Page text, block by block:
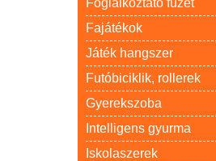
Foglalkoztató füzet
Fajátékok
Játék hangszer
Futóbiciklik, rollerek
Gyerekszoba
Intelligens gyurma
Iskolaszerek